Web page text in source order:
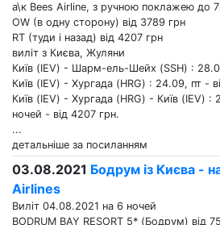
а\к Bees Airline, з ручною поклажею до
OW (в одну сторону) від 3789 грн
RT (туди і назад) від 4207 грн
виліт з Києва, Жуляни
Київ (IEV) - Шарм-ель-Шейх (SSH) :
Київ (IEV) - Хургада (HRG) : 24.09, пт -
Київ (IEV) - Хургада (HRG) - Київ (IEV) :
ночей - від 4207 грн.
...
детальніше за посиланням
03.08.2021 Бодрум із Києва -
Airlines
Виліт 04.08.2021 на 6 ночей
BODRUM BAY RESORT 5* (Бодрум) від